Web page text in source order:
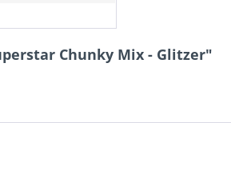
Chunky Mix - Glitzer"